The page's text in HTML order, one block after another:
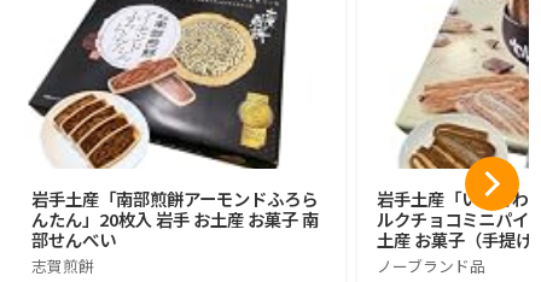
岩手土産「南部煎餅アーモンドふろら
んたん」20枚入 岩手 お土産 お菓子 南
部せんべい
志賀煎餅
岩手土産「いわてわ
ルクチョコミニパイ
土産 お菓子（手提げ
ノーブランド品